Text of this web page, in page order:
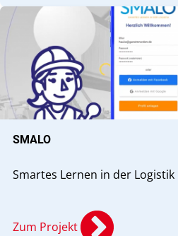
SMALO
Smartes Lernen in der Logistik
Zum Projekt